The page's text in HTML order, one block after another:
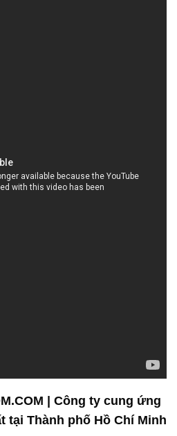
| Công ty cung ứng
tại Thành phố Hồ Chí Minh